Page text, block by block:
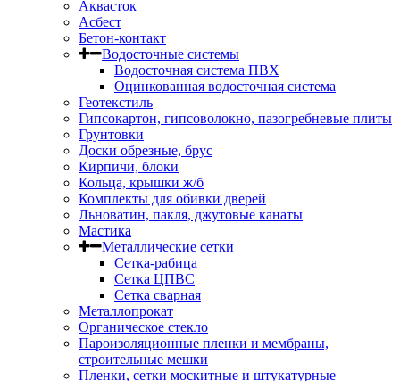
Аквасток
Асбест
Бетон-контакт
Водосточные системы
Водосточная система ПВХ
Оцинкованная водосточная система
Геотекстиль
Гипсокартон, гипсоволокно, пазогребневые плиты
Грунтовки
Доски обрезные, брус
Кирпичи, блоки
Кольца, крышки ж/б
Комплекты для обивки дверей
Льноватин, пакля, джутовые канаты
Мастика
Металлические сетки
Сетка-рабица
Сетка ЦПВС
Сетка сварная
Металлопрокат
Органическое стекло
Пароизоляционные пленки и мембраны,
строительные мешки
Пленки, сетки москитные и штукатурные